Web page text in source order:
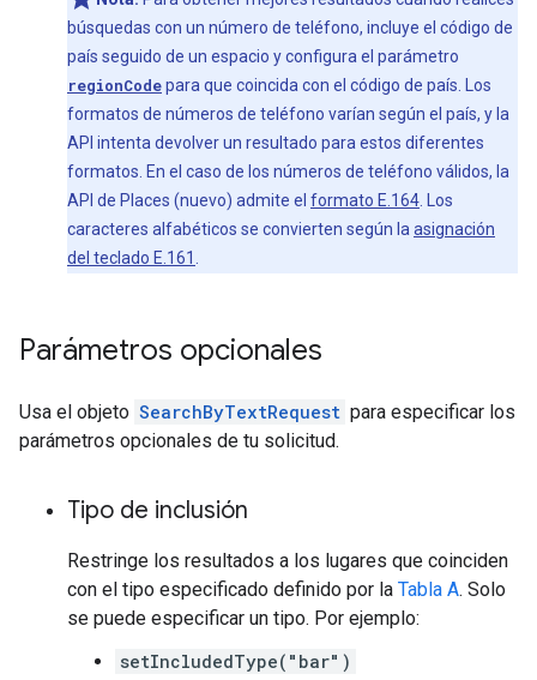
búsquedas con un número de teléfono, incluye el código de
país seguido de un espacio y configura el parámetro
regionCodepara que coincida con el código de país. Los
formatos de números de teléfono varían según el país, y la
API intenta devolver un resultado para estos diferentes
formatos. En el caso de los números de teléfono válidos, la
API de Places (nuevo) admite el formato E.164 . Los
caracteres alfabéticos se convierten según la asignación
del teclado E.161
Parámetros opcionales
Usa el objeto SearchByTextRequest para especificar los
parámetros opcionales de tu solicitud.
Tipo de inclusión
Restringe los resultados a los lugares que coinciden
con el tipo especificado definido por la Tabla A. Solo
se puede especificar un tipo. Por ejemplo:
setIncludedType("bar")